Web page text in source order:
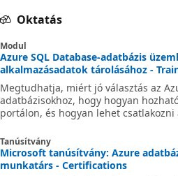
Oktatás
Modul
Azure SQL Database-adatbázis
alkalmazásadatok tárolásához -
Megtudhatja, miért jó választás az
adatbázisokhoz, hogy hogyan
portálon, és hogyan lehet csatlakozni
Tanúsítvány
Microsoft tanúsítvány: Azure
munkatárs - Certifications